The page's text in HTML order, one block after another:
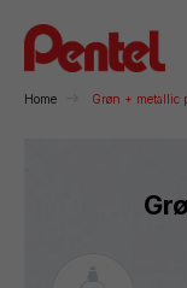
Home Grøn + metallic